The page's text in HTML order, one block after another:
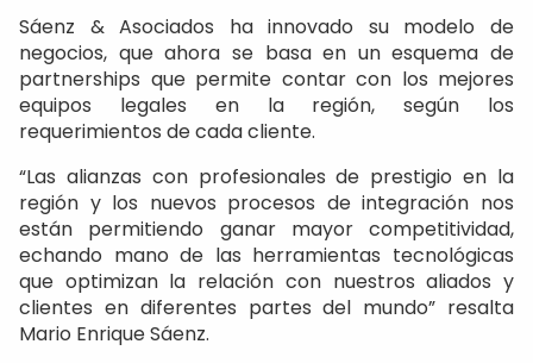
Sáenz & Asociados ha innovado su modelo de
negocios, que ahora se basa en un esquema de
partnerships que permite contar con los mejores
equipos legales en la región, según los
requerimientos de cada cliente.
“Las alianzas con profesionales de prestigio en la
región y los nuevos procesos de integración nos
están permitiendo ganar mayor competitividad,
echando mano de las herramientas tecnológicas
que optimizan la relación con nuestros aliados y
clientes en diferentes partes del mundo” resalta
Mario Enrique Sáenz.